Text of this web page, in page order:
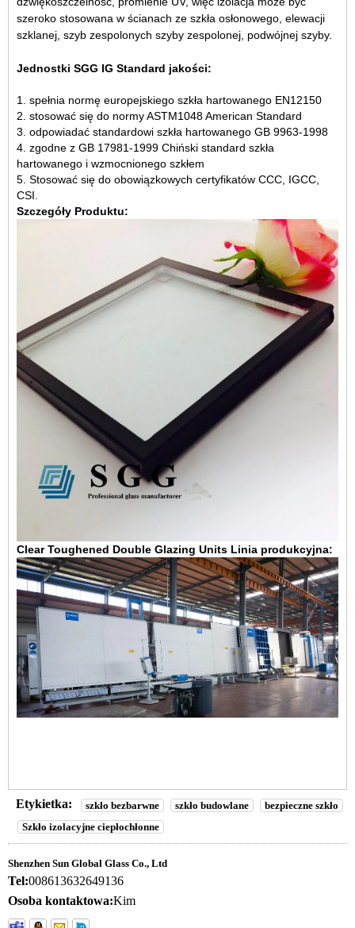
szeroko stosowana w ścianach ze szkła osłonowego, elewacji
szklanej, szyb zespolonych szyby zespolonej, podwójnej szyby.
Jednostki SGG IG Standard jakości:
1. spełnia normę europejskiego szkła hartowanego EN12150
2. stosować się do normy ASTM1048 American Standard
3. odpowiadać standardowi szkła hartowanego GB 9963-1998
4. zgodne z GB 17981-1999 Chiński standard szkła
hartowanego i wzmocnionego szkłem
5. Stosować się do obowiązkowych certyfikatów CCC, IGCC,
CSI.
Szczegóły Produktu:
Clear Toughened Double Glazing Units Linia produkcyjna:
Etykietka: szkło bezbarwne szkło budowlane
bezpieczne szkło
Szkło izolacyjne ciepłochłonne
Shenzhen Sun Global Glass Co., Ltd
Tel:008613632649136
Osoba kontaktowa:Kim